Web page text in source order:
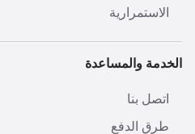
الاستمرارية
الخدمة والمساعدة
اتصل بنا
طرق الدفع